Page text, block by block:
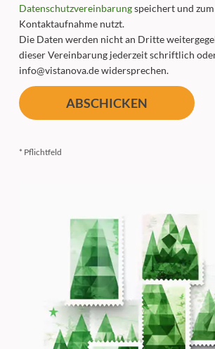
Datenschutzvereinbarungspeichert und
Kontaktaufnahme nutzt.
Die Daten werden nicht an Dritte
dieser Vereinbarung jederzeit schriftlich
info@vistanova.de widersprechen.
Alternative:
* Pflichtfeld